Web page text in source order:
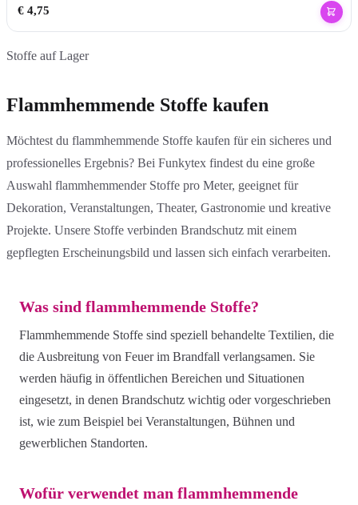
€4,75
Stoffe auf Lager
Flammhemmende Stoffe kaufen
Möchtest du flammhemmende Stoffe kaufen für ein sicheres und
professionelles Ergebnis? Bei Funkytex findest du eine große
Auswahl flammhemmender Stoffe pro Meter, geeignet für
Dekoration, Veranstaltungen, Theater, Gastronomie und kreative
Projekte. Unsere Stoffe verbinden Brandschutz mit einem
gepflegten Erscheinungsbild und lassen sich einfach verarbeiten.
Was sind flammhemmende Stoffe?
Flammhemmende Stoffe sind speziell behandelte Textilien, die
die Ausbreitung von Feuer im Brandfall verlangsamen. Sie
werden häufig in öffentlichen Bereichen und Situationen
eingesetzt, in denen Brandschutz wichtig oder vorgeschrieben
ist, wie zum Beispiel bei Veranstaltungen, Bühnen und
gewerblichen Standorten.
Wofür verwendet man flammhemmende